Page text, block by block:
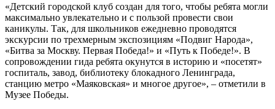
«Детский городской клуб создан для того, чтобы ребята могли
максимально увлекательно и с пользой провести свои
каникулы. Так, для школьников ежедневно проводятся
экскурсии по трехмерным экспозициям «Подвиг Народа»,
«Битва за Москву. Первая Победа!» и «Путь к Победе!». В
сопровождении гида ребята окунутся в историю и «посетят»
госпиталь, завод, библиотеку блокадного Ленинграда,
станцию метро «Маяковская» и многое другое», – отметили в
Музее Победы.